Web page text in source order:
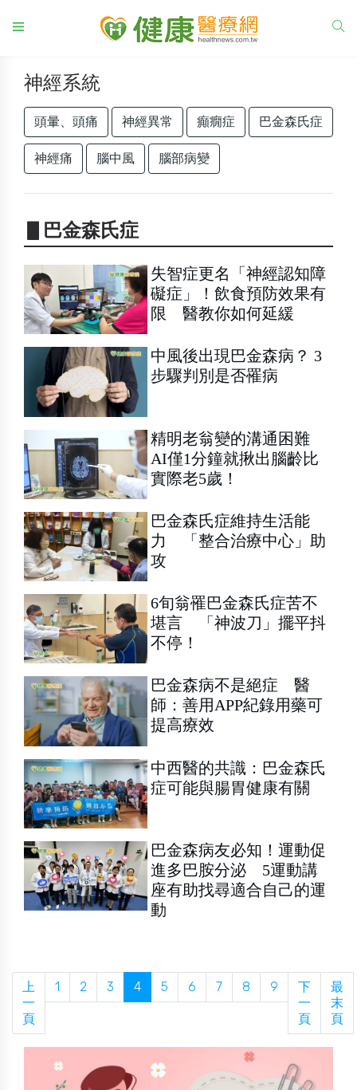
神經系統
頭暈、頭痛 神經異常 癲癇症 巴金森氏症
神經痛 腦中風 腦部病變
▋巴金森氏症
失智症更名「神經認知障
礙症」！飲食預防效果有
限 醫教你如何延緩
中風後出現巴金森病？ 3
步驟判別是否罹病
精明老翁變的溝通困難
AI僅1分鐘就揪出腦齡比
實際老5歲！
巴金森氏症維持生活能
力 「整合治療中心」助
攻
6旬翁罹巴金森氏症苦不
堪言 「神波刀」擺平抖
不停！
巴金森病不是絕症 醫
師：善用APP紀錄用藥可
提高療效
中西醫的共識：巴金森氏
症可能與腸胃健康有關
巴金森病友必知！運動促
進多巴胺分泌 5運動講
座有助找尋適合自己的運
動
上
一
頁
1 2 3 4 5 6 7 8 9
下
一
頁
最
末
頁